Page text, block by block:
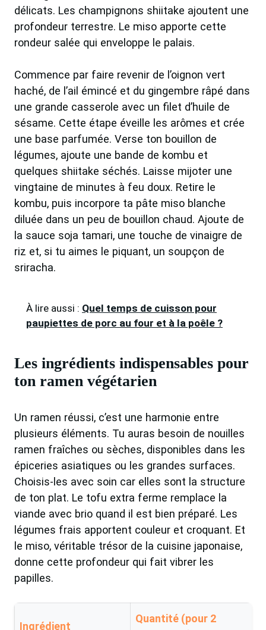
délicats. Les champignons shiitake ajoutent une
profondeur terrestre. Le miso apporte cette
rondeur salée qui enveloppe le palais.
Commence par faire revenir de l’oignon vert
haché, de l’ail émincé et du gingembre râpé dans
une grande casserole avec un filet d’huile de
sésame. Cette étape éveille les arômes et crée
une base parfumée. Verse ton bouillon de
légumes, ajoute une bande de kombu et
quelques shiitake séchés. Laisse mijoter une
vingtaine de minutes à feu doux. Retire le
kombu, puis incorpore ta pâte miso blanche
diluée dans un peu de bouillon chaud. Ajoute de
la sauce soja tamari, une touche de vinaigre de
riz et, si tu aimes le piquant, un soupçon de
sriracha.
À lire aussi : Quel temps de cuisson pour
paupiettes de porc au four et à la poêle ?
Les ingrédients indispensables pour
ton ramen végétarien
Un ramen réussi, c’est une harmonie entre
plusieurs éléments. Tu auras besoin de nouilles
ramen fraîches ou sèches, disponibles dans les
épiceries asiatiques ou les grandes surfaces.
Choisis-les avec soin car elles sont la structure
de ton plat. Le tofu extra ferme remplace la
viande avec brio quand il est bien préparé. Les
légumes frais apportent couleur et croquant. Et
le miso, véritable trésor de la cuisine japonaise,
donne cette profondeur qui fait vibrer les
papilles.
Ingrédient
Quantité (pour 2